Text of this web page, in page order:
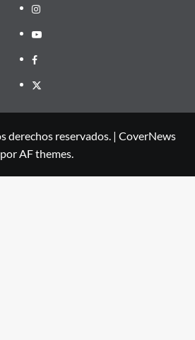
Instagram
Youtube
Facebook
X
derechos reservados. | CoverNews
por AF themes.